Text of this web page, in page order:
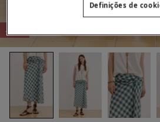
-62%
Definições de